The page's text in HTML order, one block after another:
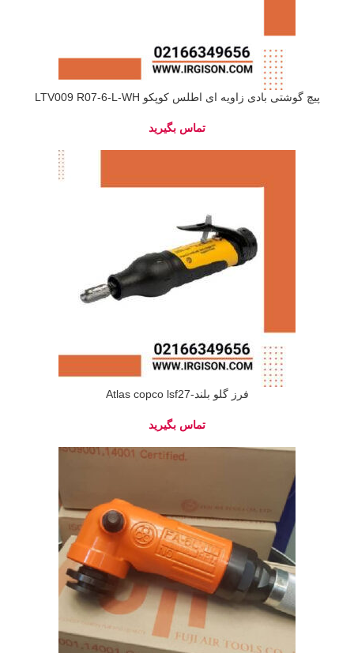
پیچ گوشتی بادی زاویه ای اطلس کوپکو LTV009 R07-6-L-WH
فرز گلو بلند-Atlas copco lsf27